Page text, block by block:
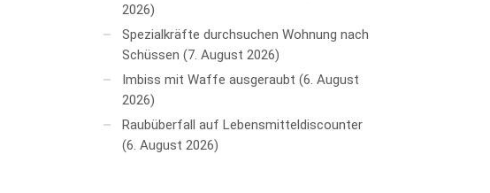
2026
Spezialkräfte durchsuchen Wohnung nach
Schüssen
7. August 2026
Imbiss mit Waffe ausgeraubt 6. August
2026
Raubüberfall auf Lebensmitteldiscounter
6. August 2026